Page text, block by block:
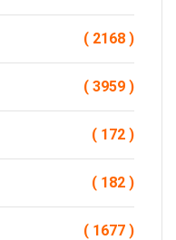
( 2168 )
( 3959 )
( 172 )
( 182 )
( 1677 )